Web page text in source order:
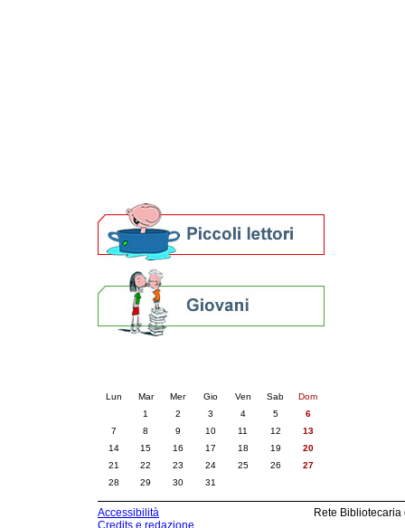
Lun Mar Mer Gio Ven Sab
Dom
1
2 3 4 5
6
7
8 9 10 11 12
13
14
15 16 17 18 19
20
21
22 23 24 25 26
27
28
29 30 31
Accessibilità
Credits e redazione
Rete